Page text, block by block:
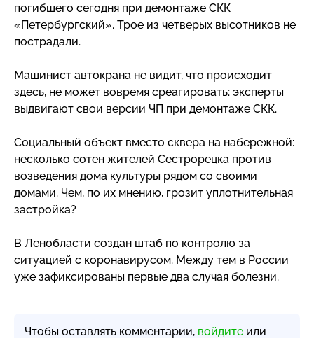
погибшего сегодня при демонтаже СКК
«Петербургский». Трое из четверых высотников не
пострадали.
Машинист автокрана не видит, что происходит
здесь, не может вовремя среагировать: эксперты
выдвигают свои версии ЧП при демонтаже СКК.
Социальный объект вместо сквера на набережной:
несколько сотен жителей Сестрорецка против
возведения дома культуры рядом со своими
домами. Чем, по их мнению, грозит уплотнительная
застройка?
В Ленобласти создан штаб по контролю за
ситуацией с коронавирусом. Между тем в России
уже зафиксированы первые два случая болезни.
Чтобы оставлять комментарии, войдите или